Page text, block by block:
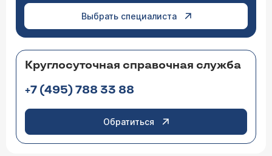
Выбрать специалиста
Круглосуточная справочная служба
+7 (495) 788 33 88
Обратиться